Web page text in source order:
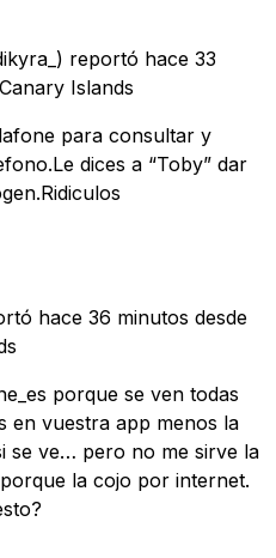
reportó hace 33
Islands
para consultar y
dices a “Toby” dar
hace 36 minutos desde
porque se ven todas
en vuestra app menos la
se ve… pero no me sirve la
la cojo por internet.